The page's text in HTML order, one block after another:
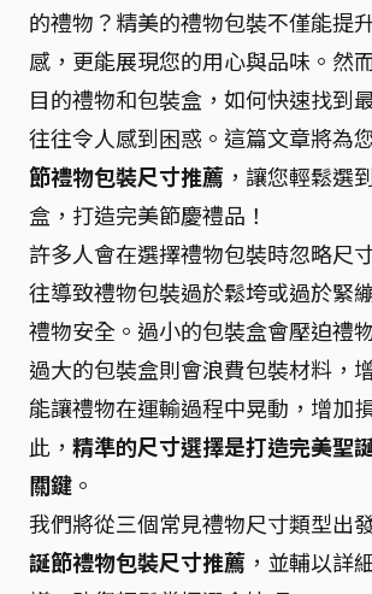
的禮物？精美的禮物包裝不僅能提
感，更能展現您的用心與品味。然
目的禮物和包裝盒，如何快速找到
往往令人感到困惑。這篇文章將為
節禮物包裝尺寸推薦 ，讓您輕鬆選
盒，打造完美節慶禮品！
許多人會在選擇禮物包裝時忽略尺
往導致禮物包裝過於鬆垮或過於緊
禮物安全。過小的包裝盒會壓迫禮
過大的包裝盒則會浪費包裝材料，
能讓禮物在運輸過程中晃動，增加
此， 精準的尺寸選擇是打造完美聖
關鍵 。
我們將從三個常見禮物尺寸類型出
誕節禮物包裝尺寸推薦 ，並輔以詳